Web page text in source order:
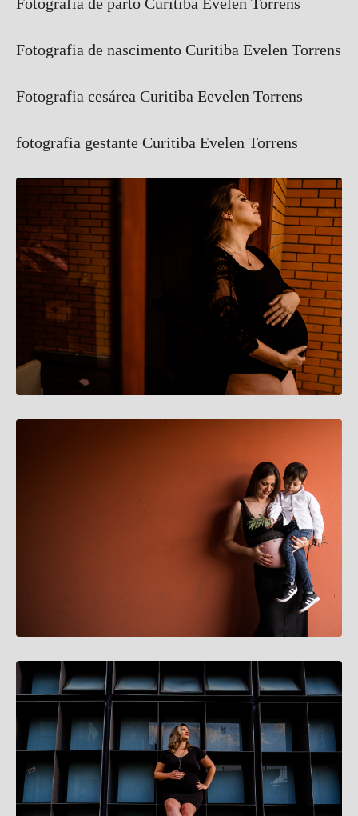
Fotografia de nascimento Curitiba Evelen Torrens
Fotografia cesárea Curitiba Eevelen Torrens
fotografia gestante Curitiba Evelen Torrens